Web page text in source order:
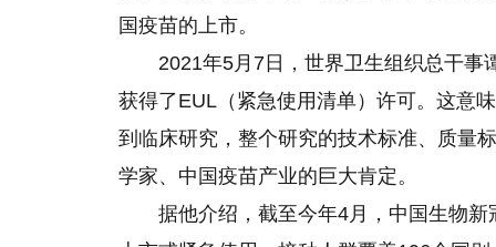
国疫苗的上市。
2021年5月7日，世界卫生组织总干事
获得了EUL（紧急使用清单）许可。这意
到临床研究，整个研究的技术标准、质量
学家、中国疫苗产业的巨大肯定。
据他介绍，截至今年4月，中国生物